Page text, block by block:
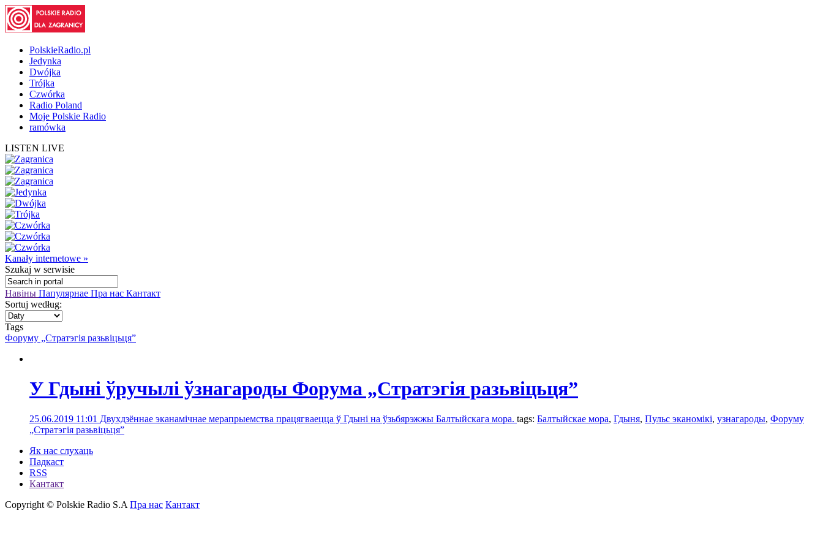
PolskieRadio.pl
Jedynka
Dwójka
Trójka
Czwórka
Radio Poland
Moje Polskie Radio
ramówka
LISTEN LIVE
Kanały internetowe »
Szukaj w serwisie
Навіны Папулярнае Пра нас Кантакт
Sortuj według:
Tags
Форуму „Стратэгія разьвіцьця”
У Гдыні ўручылі ўзнагароды Форума „Стратэгія разьвіцьця”
25.06.2019 11:01 Двухдзённае эканамічнае мерапрыемства працягваецца ў Гдыні на ўзьбярэжжы Балтыйскага мора. tags: Балтыйскаe мора, Гдыня, Пульс эканомікі, узнагароды, Форуму
„Стратэгія разьвіцьця”
Як нас слухаць
Падкаст
RSS
Кантакт
Copyright © Polskie Radio S.A Пра нас Кантакт